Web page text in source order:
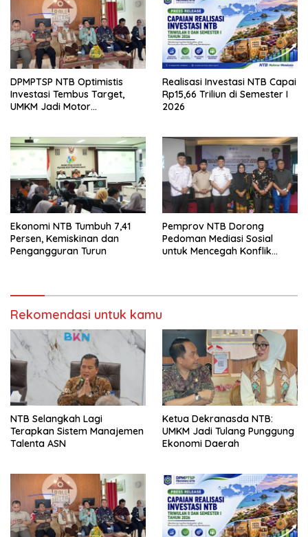
DPMPTSP NTB Optimistis
Investasi Tembus Target,
UMKM Jadi Motor
Realisasi Investasi NTB Capai
Rp15,66 Triliun di Semester I
2026
Ekonomi NTB Tumbuh 7,41
Persen, Kemiskinan dan
Pengangguran Turun
Pemprov NTB Dorong
Pedoman Mediasi Sosial
untuk Mencegah Konflik
Rekomendasi untuk kamu
NTB Selangkah Lagi
Terapkan Sistem Manajemen
Talenta ASN
Ketua Dekranasda NTB:
UMKM Jadi Tulang Punggung
Ekonomi Daerah